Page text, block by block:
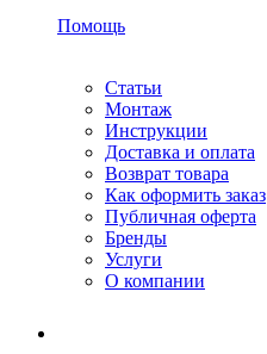
Помощь
Статьи
Монтаж
Инструкции
Доставка и оплата
Возврат товара
Как оформить заказ
Публичная оферта
Бренды
Услуги
О компании